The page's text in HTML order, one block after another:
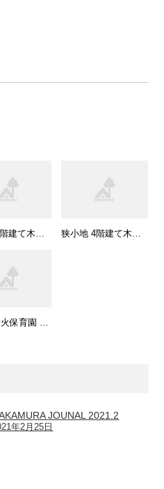
JOUNAL 2021.2
年2月25日